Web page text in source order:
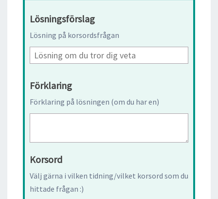
Lösningsförslag
Lösning på korsordsfrågan
Förklaring
Förklaring på lösningen (om du har en)
Korsord
Välj gärna i vilken tidning/vilket korsord som du
hittade frågan :)